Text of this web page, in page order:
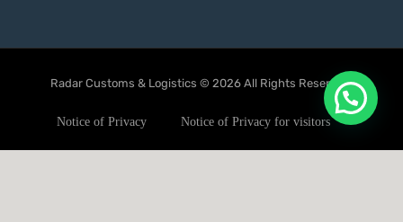
Radar Customs & Logistics © 2026 All Rights Reserved.
Notice of Privacy Notice of Privacy for visitors